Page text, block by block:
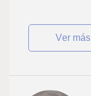
ver más